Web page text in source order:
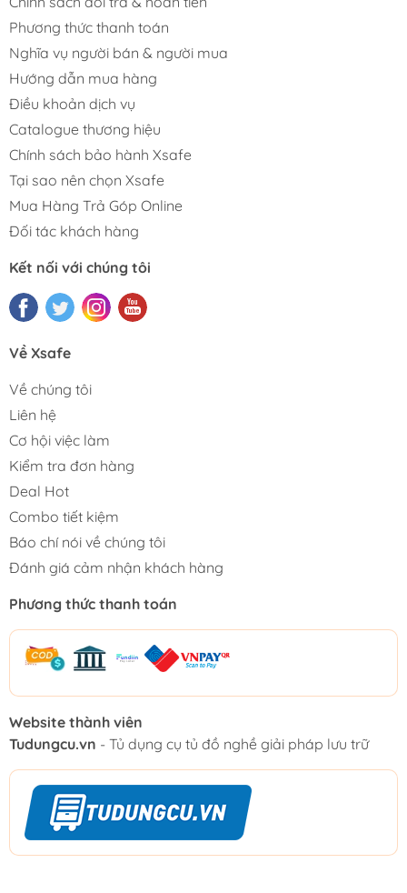
Phương thức thanh toán
Nghĩa vụ người bán & người mua
Hướng dẫn mua hàng
Điều khoản dịch vụ
Catalogue thương hiệu
Chính sách bảo hành Xsafe
Tại sao nên chọn Xsafe
Mua Hàng Trả Góp Online
Đối tác khách hàng
Kết nối với chúng tôi
Về Xsafe
Về chúng tôi
Liên hệ
Cơ hội việc làm
Kiểm tra đơn hàng
Deal Hot
Combo tiết kiệm
Báo chí nói về chúng tôi
Đánh giá cảm nhận khách hàng
Phương thức thanh toán
Website thành viên
Tudungcu.vn - Tủ dụng cụ tủ đồ nghề giải pháp lưu trữ